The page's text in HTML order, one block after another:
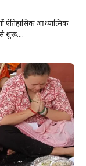
ऐतिहासिक आध्यात्मिक
से शुरू....